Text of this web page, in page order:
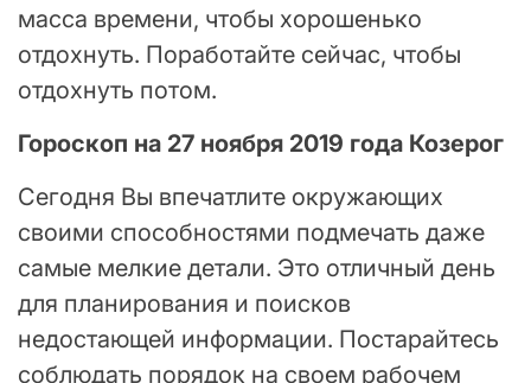
масса времени, чтобы хорошенько
отдохнуть. Поработайте сейчас, чтобы
отдохнуть потом.
Гороскоп на 27 ноября 2019 года Козерог
Сегодня Вы впечатлите окружающих
своими способностями подмечать даже
самые мелкие детали. Это отличный день
для планирования и поисков
недостающей информации. Постарайтесь
соблюдать порядок на своем рабочем